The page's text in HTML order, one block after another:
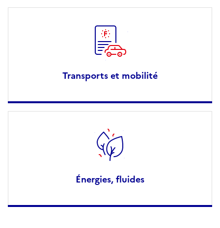
Transports et mobilité
Énergies, fluides